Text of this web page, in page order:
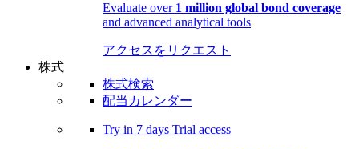
Evaluate over 1 million global bond coverage
and advanced analytical tools
アクセスをリクエスト
株式
株式検索
配当カレンダー
Try in 7 days Trial access